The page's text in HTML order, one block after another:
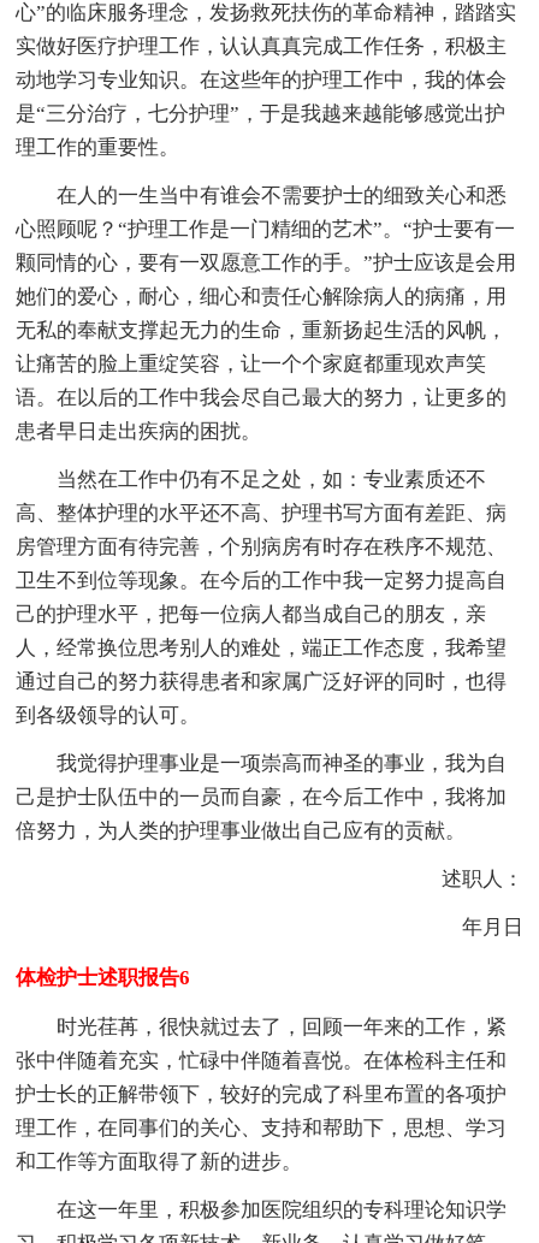
心”的临床服务理念，发扬救死扶伤的革命精神，踏踏实
实做好医疗护理工作，认认真真完成工作任务，积极主
动地学习专业知识。在这些年的护理工作中，我的体会
是“三分治疗，七分护理”，于是我越来越能够感觉出护
理工作的重要性。
在人的一生当中有谁会不需要护士的细致关心和悉
心照顾呢？“护理工作是一门精细的艺术”。“护士要有一
颗同情的心，要有一双愿意工作的手。”护士应该是会用
她们的爱心，耐心，细心和责任心解除病人的病痛，用
无私的奉献支撑起无力的生命，重新扬起生活的风帆，
让痛苦的脸上重绽笑容，让一个个家庭都重现欢声笑
语。在以后的工作中我会尽自己最大的努力，让更多的
患者早日走出疾病的困扰。
当然在工作中仍有不足之处，如：专业素质还不
高、整体护理的水平还不高、护理书写方面有差距、病
房管理方面有待完善，个别病房有时存在秩序不规范、
卫生不到位等现象。在今后的工作中我一定努力提高自
己的护理水平，把每一位病人都当成自己的朋友，亲
人，经常换位思考别人的难处，端正工作态度，我希望
通过自己的努力获得患者和家属广泛好评的同时，也得
到各级领导的认可。
我觉得护理事业是一项崇高而神圣的事业，我为自
己是护士队伍中的一员而自豪，在今后工作中，我将加
倍努力，为人类的护理事业做出自己应有的贡献。
述职人：
年月日
体检护士述职报告6
时光荏苒，很快就过去了，回顾一年来的工作，紧
张中伴随着充实，忙碌中伴随着喜悦。在体检科主任和
护士长的正解带领下，较好的完成了科里布置的各项护
理工作，在同事们的关心、支持和帮助下，思想、学习
和工作等方面取得了新的进步。
在这一年里，积极参加医院组织的专科理论知识学